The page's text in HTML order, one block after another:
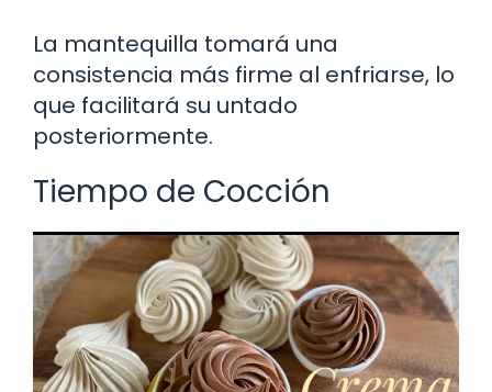
La mantequilla tomará una
consistencia más firme al enfriarse, lo
que facilitará su untado
posteriormente.
Tiempo de Cocción